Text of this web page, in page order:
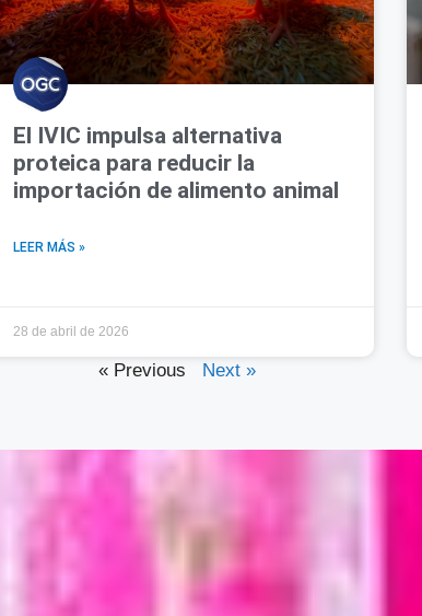
El IVIC impulsa alternativa
proteica para reducir la
importación de alimento animal
LEER MÁS »
28 de abril de 2026
« Previous Next »